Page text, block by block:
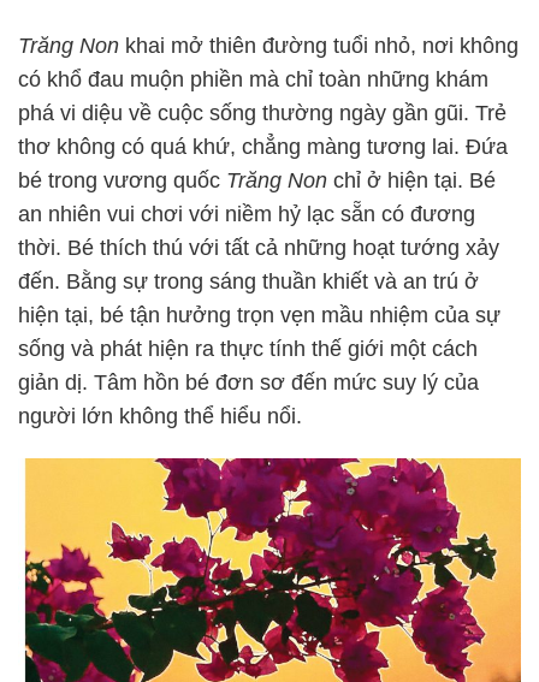
Trăng Non khai mở thiên đường tuổi nhỏ, nơi không
có khổ đau muộn phiền mà chỉ toàn những khám
phá vi diệu về cuộc sống thường ngày gần gũi. Trẻ
thơ không có quá khứ, chẳng màng tương lai. Đứa
bé trong vương quốc Trăng Non chỉ ở hiện tại. Bé
an nhiên vui chơi với niềm hỷ lạc sẵn có đương
thời. Bé thích thú với tất cả những hoạt tướng xảy
đến. Bằng sự trong sáng thuần khiết và an trú ở
hiện tại, bé tận hưởng trọn vẹn mầu nhiệm của sự
sống và phát hiện ra thực tính thế giới một cách
giản dị. Tâm hồn bé đơn sơ đến mức suy lý của
người lớn không thể hiểu nổi.